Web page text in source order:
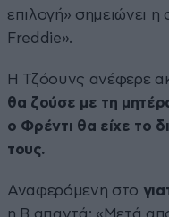
επιλογή» σημειώνει
Freddie».
Η Τζόουνς ανέφερε
θα ζούσε με τη
ο Φρέντι θα είχε το
τους.
Αναφερόμενη στο
η B απαντά: «Μετά